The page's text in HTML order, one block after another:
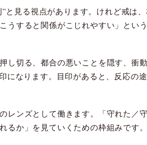
と見る視点があります。けれど戒は
うすると関係がこじれやすい」とい
し切る、都合の悪いことを隠す、衝
になります。目印があると、反応の
レンズとして働きます。「守れた／
か」を見ていくための枠組みです。